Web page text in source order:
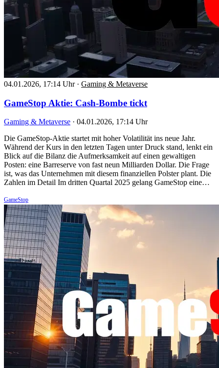
04.01.2026, 17:14 Uhr · Gaming & Metaverse
GameStop Aktie: Cash-Bombe tickt
Gaming & Metaverse · 04.01.2026, 17:14 Uhr
Die GameStop-Aktie startet mit hoher Volatilität ins neue Jahr.
Während der Kurs in den letzten Tagen unter Druck stand, lenkt ein
Blick auf die Bilanz die Aufmerksamkeit auf einen gewaltigen
Posten: eine Barreserve von fast neun Milliarden Dollar. Die Frage
ist, was das Unternehmen mit diesem finanziellen Polster plant. Die
Zahlen im Detail Im dritten Quartal 2025 gelang GameStop eine…
GameStop